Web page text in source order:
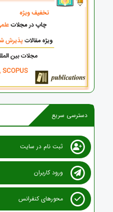
دسترسی سریع
ثبت نام در سایت
ورود کاربران
محورهای کنفرانس